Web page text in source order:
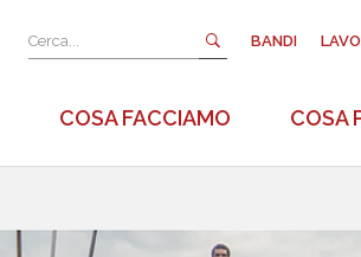
BANDI
COSA FACCIAMO COSA